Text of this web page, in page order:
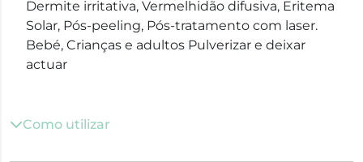
Dermite irritativa, Vermelhidão difusiva, Eritema
Solar, Pós-peeling, Pós-tratamento com laser.
Bebé, Crianças e adultos Pulverizar e deixar
actuar
Como utilizar